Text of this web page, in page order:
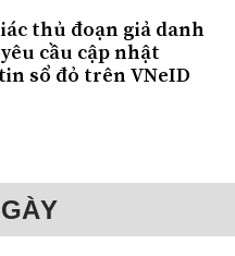
thủ đoạn giả danh
cầu cập nhật
sổ đỏ trên VNeID